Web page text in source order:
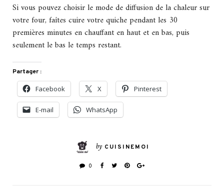
Si vous pouvez choisir le mode de diffusion de la chaleur sur
votre four, faîtes cuire votre quiche pendant les 30
premières minutes en chauffant en haut et en bas, puis
seulement le bas le temps restant.
Partager :
Facebook X Pinterest
E-mail WhatsApp
by CUISINEMOI
0